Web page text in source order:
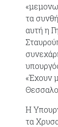
τα
αυτή η
«Έχουν
Η
τα